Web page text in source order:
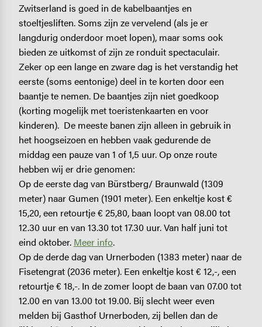
Zwitserland is goed in de kabelbaantjes en
stoeltjesliften. Soms zijn ze vervelend (als je er
langdurig onderdoor moet lopen), maar soms ook
bieden ze uitkomst of zijn ze ronduit spectaculair.
Zeker op een lange en zware dag is het verstandig het
eerste (soms eentonige) deel in te korten door een
baantje te nemen. De baantjes zijn niet goedkoop
(korting mogelijk met toeristenkaarten en voor
kinderen). De meeste banen zijn alleen in gebruik in
het hoogseizoen en hebben vaak gedurende de
middag een pauze van 1 of 1,5 uur. Op onze route
hebben wij er drie genomen:
Op de eerste dag van Bürstberg/ Braunwald (1309
meter) naar Gumen (1901 meter). Een enkeltje kost €
15,20, een retourtje € 25,80, baan loopt van 08.00 tot
12.30 uur en van 13.30 tot 17.30 uur. Van half juni tot
eind oktober. Meer info.
Op de derde dag van Urnerboden (1383 meter) naar de
Fisetengrat (2036 meter). Een enkeltje kost € 12,-, een
retourtje € 18,-. In de zomer loopt de baan van 07.00 tot
12.00 en van 13.00 tot 19.00. Bij slecht weer even
melden bij Gasthof Urnerboden, zij bellen dan de